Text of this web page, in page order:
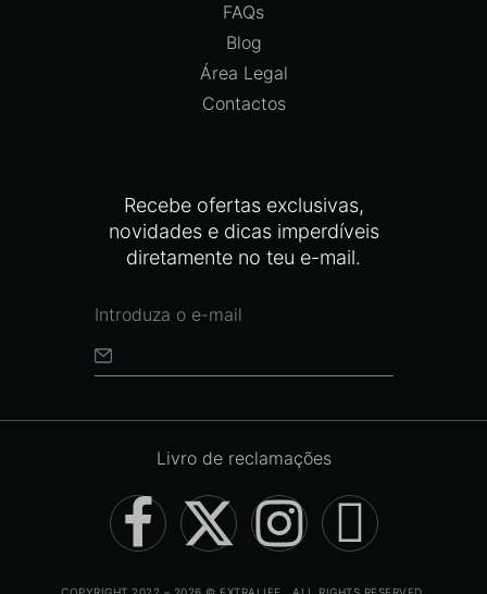
Recebe ofertas exclusivas,
novidades e dicas imperdíveis
diretamente no teu e-mail.
FAQs
Blog
Área Legal
Contactos
Livro de reclamações